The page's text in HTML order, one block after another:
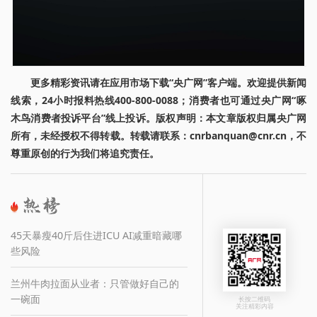
更多精彩资讯请在应用市场下载“央广网”客户端。欢迎提供新闻
线索，24小时报料热线400-800-0088；消费者也可通过央广网“啄
木鸟消费者投诉平台”线上投诉。版权声明：本文章版权归属央广网
所有，未经授权不得转载。转载请联系：cnrbanquan@cnr.cn，不
尊重原创的行为我们将追究责任。
45天暴瘦40斤后住进ICU AI减重暗藏哪
些风险
兰州牛肉拉面从业者：只管做好自己的
一碗面
长按二维码
关注精彩内容